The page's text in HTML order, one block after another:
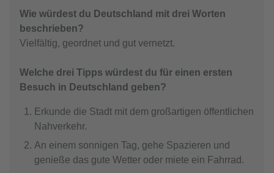
Wie würdest du Deutschland mit drei Worten
beschrieben?
Vielfältig, geordnet und gut vernetzt.
Welche drei Tipps würdest du für einen ersten
Besuch in Deutschland geben?
Erkunde die Stadt mit dem großartigen öffentlichen
Nahverkehr.
An einem sonnigen Tag, gehe Spazieren und
genieße das gute Wetter oder miete ein Fahrrad.